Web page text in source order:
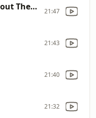
The Magic Roundabout Theme [SVM] 21:47
21:43
21:40
21:32